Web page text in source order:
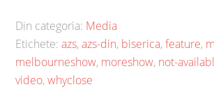
Din categoria: Media
Etichete:azs,azs-din, biserica,feature,
melbourneshow, moreshow, not-
video,whyclose